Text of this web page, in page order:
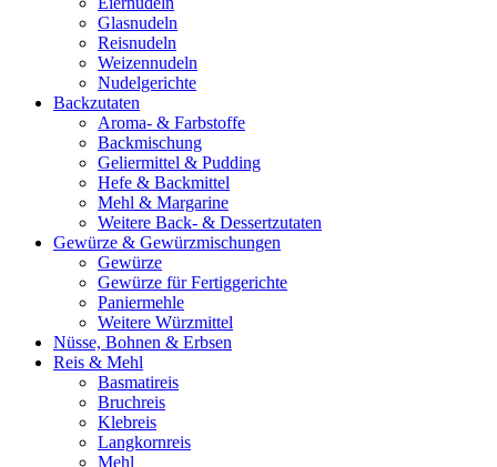
Glasnudeln
Reisnudeln
Weizennudeln
Nudelgerichte
Backzutaten
Aroma- & Farbstoffe
Backmischung
Geliermittel & Pudding
Hefe & Backmittel
Mehl & Margarine
Weitere Back- & Dessertzutaten
Gewürze & Gewürzmischungen
Gewürze
Gewürze für Fertiggerichte
Paniermehle
Weitere Würzmittel
Nüsse, Bohnen & Erbsen
Reis & Mehl
Basmatireis
Bruchreis
Klebreis
Langkornreis
Mehl